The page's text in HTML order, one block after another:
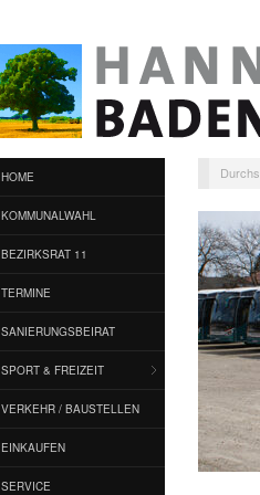
HOME
KOMMUNALWAHL
BEZIRKSRAT 11
TERMINE
SANIERUNGSBEIRAT
SPORT & FREIZEIT
VERKEHR / BAUSTELLEN
EINKAUFEN
SERVICE